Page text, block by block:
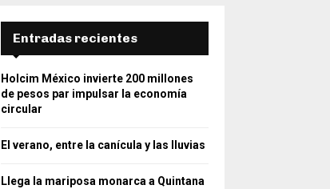
Entradas recientes
Holcim México invierte 200 millones
de pesos par impulsar la economía
circular
El verano, entre la canícula y las lluvias
Llega la mariposa monarca a Quintana